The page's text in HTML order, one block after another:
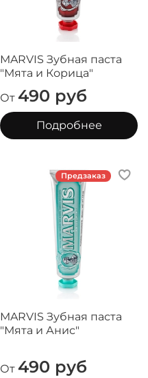
MARVIS Зубная паста
"Мята и Корица"
От 490 руб
Подробнее
Предзаказ
MARVIS Зубная паста
"Мята и Анис"
От 490 руб